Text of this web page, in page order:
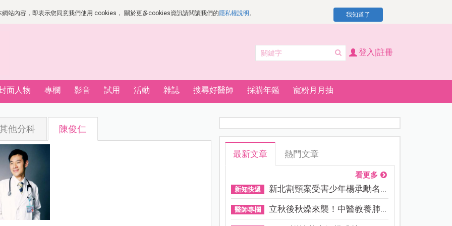
站內容，即表示您同意我們使用 cookies， 關於更多cookies資訊請閱讀我們的隱私權說明 。 我知道了
登入|註冊
面人物 專欄 影音 試用 活動 雜誌 搜尋好醫師 採購年鑑 寵粉月月抽
他分科 陳俊仁
最新文章 熱門文章
看更多
新知快遞 新北割頸案受害少年楊承勳名...
醫師專欄 立秋後秋燥來襲！中醫教養肺...